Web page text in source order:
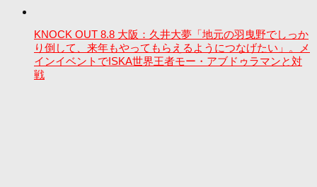
KNOCK OUT 8.8 大阪：久井大夢「地元の羽曳野でしっか
り倒して、来年もやってもらえるようにつなげたい」。メ
インイベントでISKA世界王者モー・アブドゥラマンと対
戦